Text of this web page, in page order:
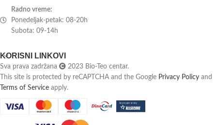
Radno vreme:
Ponedeljak-petak: 08-20h
Subota: 09-14h
KORISNI LINKOVI
Sva prava zadržana
2023 Bio-Teo centar.
This site is protected by reCAPTCHA and the Google Privacy Policy and
Terms of Service apply.